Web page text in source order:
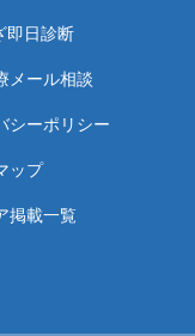
即日診断
メール相談
シーポリシー
ップ
掲載一覧